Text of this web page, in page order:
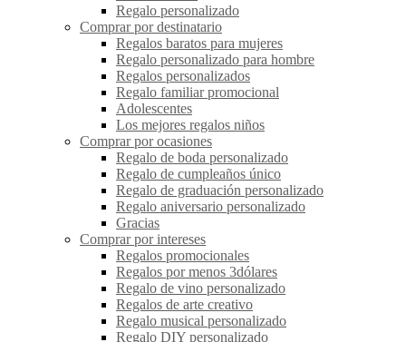
Regalo personalizado
Comprar por destinatario
Regalos baratos para mujeres
Regalo personalizado para hombre
Regalos personalizados
Regalo familiar promocional
Adolescentes
Los mejores regalos niños
Comprar por ocasiones
Regalo de boda personalizado
Regalo de cumpleaños único
Regalo de graduación personalizado
Regalo aniversario personalizado
Gracias
Comprar por intereses
Regalos promocionales
Regalos por menos 3dólares
Regalo de vino personalizado
Regalos de arte creativo
Regalo musical personalizado
Regalo DIY personalizado